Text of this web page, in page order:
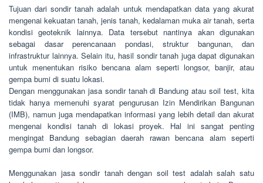
Tujuan dari sondir tanah adalah untuk mendapatkan data yang akurat
mengenai kekuatan tanah, jenis tanah, kedalaman muka air tanah, serta
kondisi geoteknik lainnya. Data tersebut nantinya akan digunakan
sebagai dasar perencanaan pondasi, struktur bangunan, dan
infrastruktur lainnya. Selain itu, hasil sondir tanah juga dapat digunakan
untuk menentukan risiko bencana alam seperti longsor, banjir, atau
gempa bumi di suatu lokasi.
Dengan menggunakan jasa sondir tanah di Bandung atau soil test, kita
tidak hanya memenuhi syarat pengurusan Izin Mendirikan Bangunan
(IMB), namun juga mendapatkan informasi yang lebih detail dan akurat
mengenai kondisi tanah di lokasi proyek. Hal ini sangat penting
mengingat Bandung sebagian daerah rawan bencana alam seperti
gempa bumi dan longsor.
Menggunakan jasa sondir tanah dengan soil test adalah salah satu